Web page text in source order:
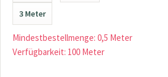
3 Meter
Mindestbestellmenge: 0,5 Meter
Verfügbarkeit: 100 Meter